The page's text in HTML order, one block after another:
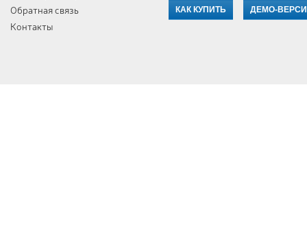
Обратная связь
Контакты
КАК КУПИТЬ ДЕМО-